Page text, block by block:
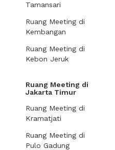
Tamansari
Ruang Meeting di
Kembangan
Ruang Meeting di
Kebon Jeruk
Ruang Meeting di
Jakarta Timur
Ruang Meeting di
Kramatjati
Ruang Meeting di
Pulo Gadung